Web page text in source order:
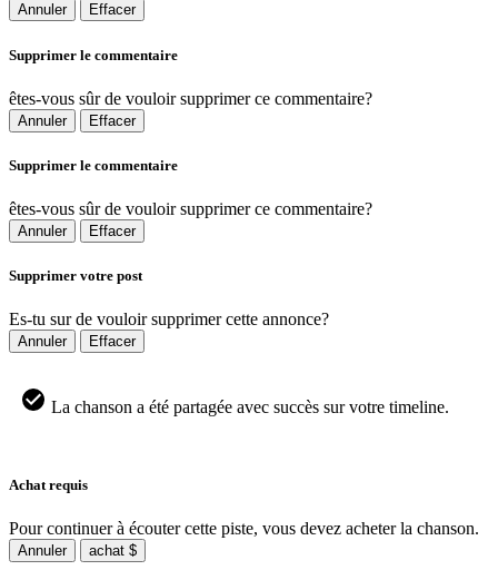
Annuler Effacer
Supprimer le commentaire
êtes-vous sûr de vouloir supprimer ce commentaire?
Annuler Effacer
Supprimer le commentaire
êtes-vous sûr de vouloir supprimer ce commentaire?
Annuler Effacer
Supprimer votre post
Es-tu sur de vouloir supprimer cette annonce?
Annuler Effacer
La chanson a été partagée avec succès sur votre timeline.
Achat requis
Pour continuer à écouter cette piste, vous devez acheter la chanson.
Annuler achat $